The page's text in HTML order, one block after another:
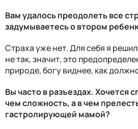
Вам удалось преодолеть все
задумываетесь о втором
Страха уже нет. Для себя я
не так, значит, это
природе, богу виднее, как
Вы часто в разъездах. Хочется
чем сложность, а в чем
гастролирующей мамой?